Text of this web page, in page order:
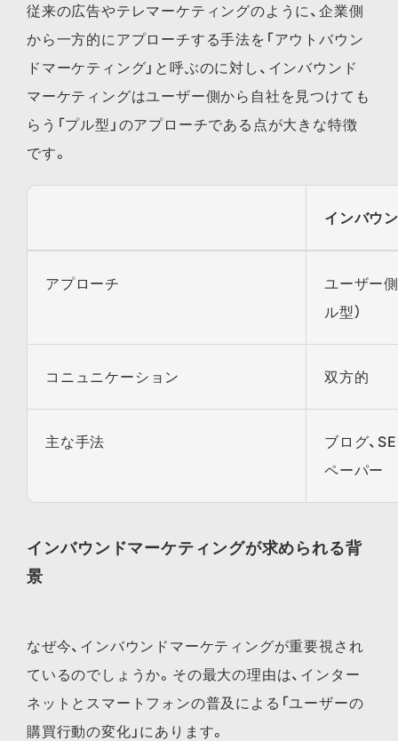
従来の広告やテレマーケティングのように、企業側
から一方的にアプローチする手法を「アウトバウン
ドマーケティング」と呼ぶのに対し、インバウンド
マーケティングはユーザー側から自社を見つけても
らう「プル型」のアプローチである点が大きな特徴
です。
インバウ
アプローチ
ユーザー
ル型）
コニュニケーション 双方的
主な手法
ブログ、
ペーパー
インバウンドマーケティングが求められる背
景
なぜ今、インバウンドマーケティングが重要視され
ているのでしょうか。その最大の理由は、インター
ネットとスマートフォンの普及による「ユーザーの
購買行動の変化」にあります。